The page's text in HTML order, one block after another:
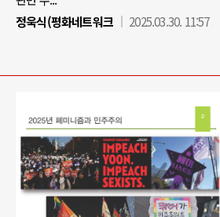
정욱식(평화네트워크
2025.03.30. 11:57